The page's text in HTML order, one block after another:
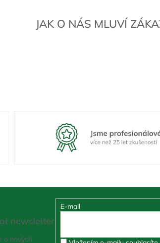
JAK O NÁS MLUVÍ
newsletter
o nových
E-mail